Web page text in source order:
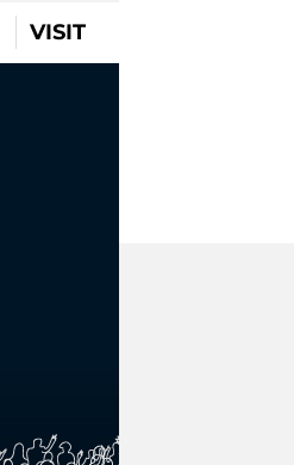
VISIT